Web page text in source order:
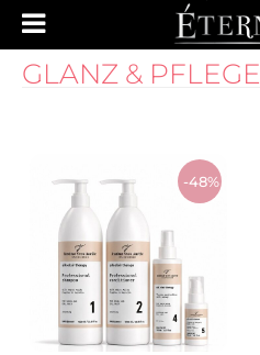
GLANZ & PFLEGE
-48%